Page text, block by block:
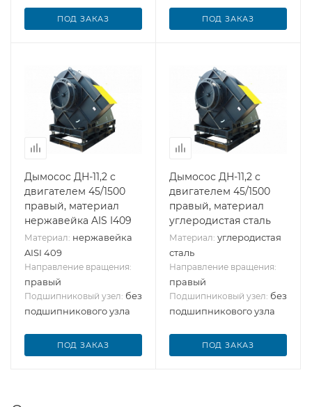
ПОД ЗАКАЗ ПОД ЗАКАЗ
Дымосос ДН-11,2 с
двигателем 45/1500
правый, материал
нержавейка AIS I409
Материал: нержавейка
AISI 409
Направление вращения:
правый
Подшипниковый узел: без
подшипникового узла
ПОД ЗАКАЗ
Дымосос ДН-11,2 с
двигателем 45/1500
правый, материал
углеродистая сталь
Материал: углеродистая
сталь
Направление вращения:
правый
Подшипниковый узел: без
подшипникового узла
ПОД ЗАКАЗ